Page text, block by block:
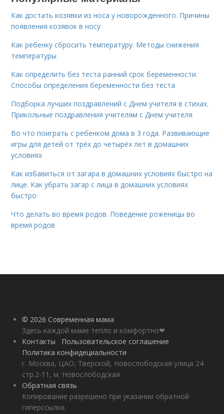
Как достать козявки из носа у новорожденного. Причины
появления козявок в носу
Как ребенку сбросить температуру. Методы снижения
температуры
Как определить без теста ранний срок беременности.
Способы определения беременности без теста
Подборка лучших поздравлений с Днем учителя в стихах.
Прикольные поздравления учителям с Днем учителя
Во что поиграть с ребенком дома в 3 года. Развивающие
игры для детей от трёх до четырёх лет в домашних
условиях
Как избавиться от загара в домашних условиях быстро на
лице. Как убрать загар с лица в домашних условиях
быстро
Что делать во время родов. Поведение роженицы во
время родов
© 2026 Современная мама
Здесь каждой маме тепло и комфортно❤
Контакты
Пользовательское соглашение
Политика конфидециальности
г. Москва, ЦАО, Тверской, Новослободская улица 24
стр.2-11, м. Новослободская
Обратная связь
Копирование разрешено при указании обратной
гиперссылки.